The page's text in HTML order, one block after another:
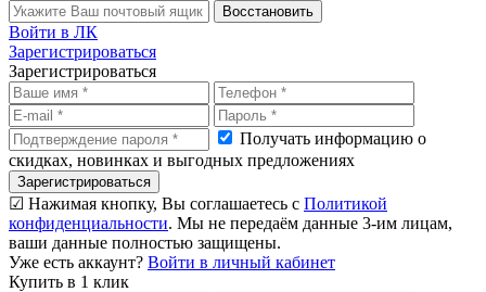
Восстановить
Войти в ЛК
Зарегистрироваться
Зарегистрироваться
Получать информацию о
скидках, новинках и выгодных предложениях
Зарегистрироваться
☑ Нажимая кнопку, Вы соглашаетесь с Политикой
конфиденциальности. Мы не передаём данные 3-им лицам,
ваши данные полностью защищены.
Уже есть аккаунт? Войти в личный кабинет
Купить в 1 клик